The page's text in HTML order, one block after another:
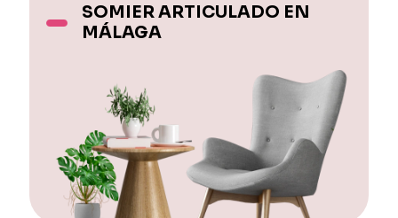
SOMIER ARTICULADO EN
MÁLAGA